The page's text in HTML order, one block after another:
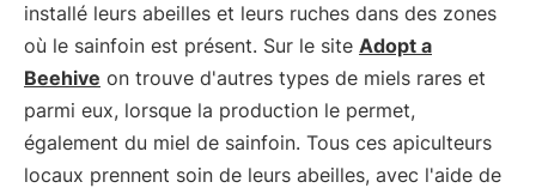
installé leurs abeilles et leurs ruches dans des zones
où le sainfoin est présent. Sur le site Adopt a
Beehive on trouve d'autres types de miels rares et
parmi eux, lorsque la production le permet,
également du miel de sainfoin. Tous ces apiculteurs
locaux prennent soin de leurs abeilles, avec l'aide de